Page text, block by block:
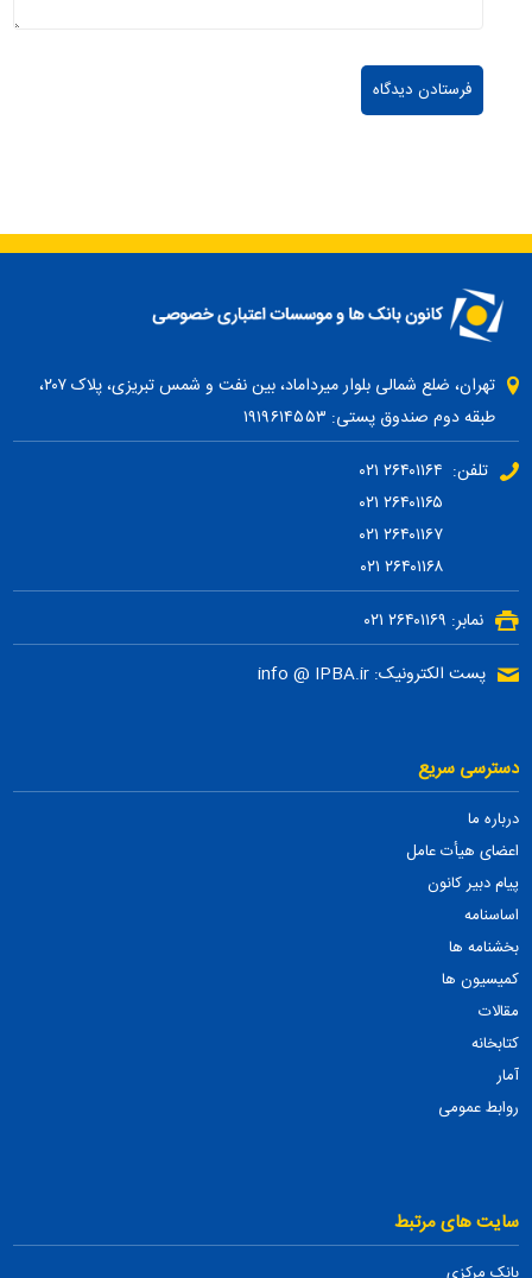
تهران، ضلع شمالی بلوار میرداماد، بین نفت و شمس تبریزی، پلاک ۲۰۷،
طبقه دوم صندوق پستی: ۱۹۱۹۶۱۴۵۵۳
تلفن: ۲۶۴۰۱۱۶۴ ۰۲۱
۲۶۴۰۱۱۶۷ ۰۲۱
۲۶۴۰۱۱۶۸ ۰۲۱
نمابر: ۲۶۴۰۱۱۶۹ ۰۲۱
پست الکترونیک: info @ IPBA.ir
دسترسی سریع
درباره ما
اعضای هیأت عامل
پیام دبیر کانون
اساسنامه
بخشنامه ها
کمیسیون ها
مقالات
کتابخانه
آمار
روابط عمومی
سایت های مرتبط
بانک مرکزی